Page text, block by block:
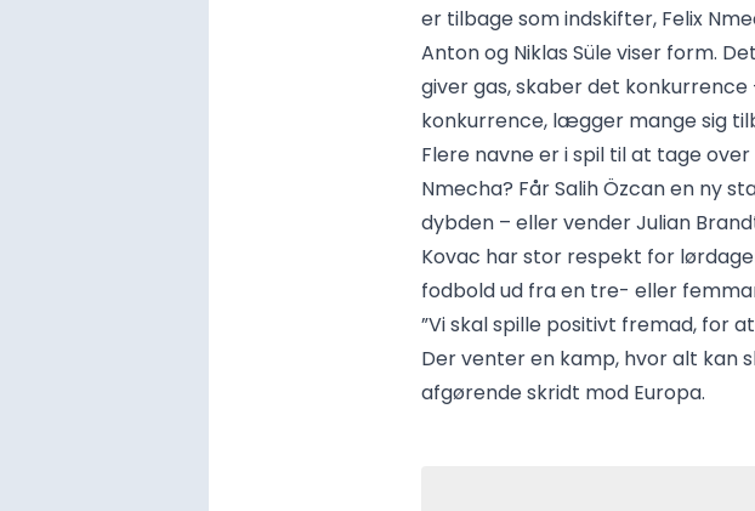
er tilbage som indskifter, Felix
Anton og Niklas Süle viser form.
giver gas, skaber det
konkurrence, lægger mange sig
Flere navne er i spil til at tage
Nmecha? Får Salih Özcan en ny
dybden – eller vender Julian
Kovac har stor respekt for
fodbold ud fra en tre- eller
”Vi skal spille positivt fremad, for
Der venter en kamp, hvor alt kan
afgørende skridt mod Europa.